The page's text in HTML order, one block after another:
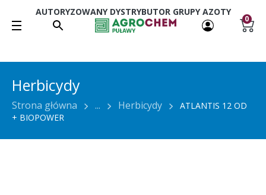
AUTORYZOWANY DYSTRYBUTOR GRUPY AZOTY
0
Herbicydy
Strona główna ... Herbicydy
ATLANTIS 12 OD
+ BIOPOWER